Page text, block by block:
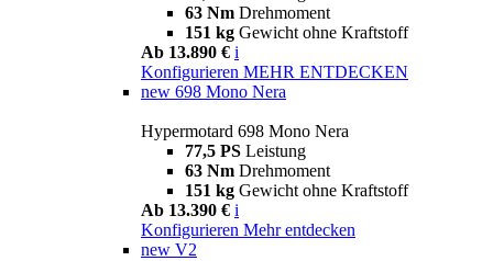
63 Nm Drehmoment
151 kg Gewicht ohne Kraftstoff
Ab 13.890 € i
Konfigurieren MEHR ENTDECKEN
new 698 Mono Nera
Hypermotard 698 Mono Nera
77,5 PS Leistung
63 Nm Drehmoment
151 kg Gewicht ohne Kraftstoff
Ab 13.390 € i
Konfigurieren Mehr entdecken
new V2